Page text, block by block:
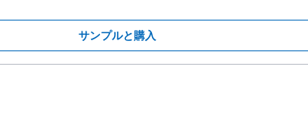
サンプルと購入